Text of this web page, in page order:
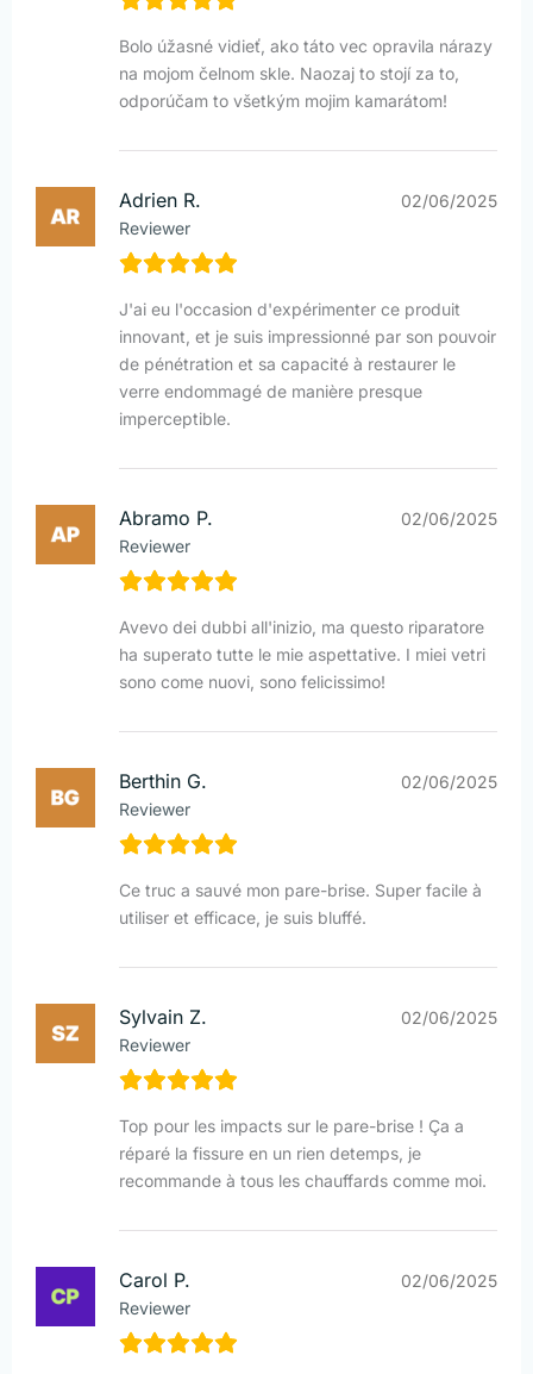
Bolo úžasné vidieť, ako táto vec opravila nárazy
na mojom čelnom skle. Naozaj to stojí za to,
odporúčam to všetkým mojim kamarátom!
Adrien R.
Reviewer
02/06/2025
J'ai eu l'occasion d'expérimenter ce produit
innovant, et je suis impressionné par son pouvoir
de pénétration et sa capacité à restaurer le
verre endommagé de manière presque
imperceptible.
Abramo P.
Reviewer
02/06/2025
Avevo dei dubbi all'inizio, ma questo riparatore
ha superato tutte le mie aspettative. I miei vetri
sono come nuovi, sono felicissimo!
Berthin G.
Reviewer
02/06/2025
Ce truc a sauvé mon pare-brise. Super facile à
utiliser et efficace, je suis bluffé.
Sylvain Z.
Reviewer
02/06/2025
Top pour les impacts sur le pare-brise ! Ça a
réparé la fissure en un rien detemps, je
recommande à tous les chauffards comme moi.
Carol P.
Reviewer
02/06/2025